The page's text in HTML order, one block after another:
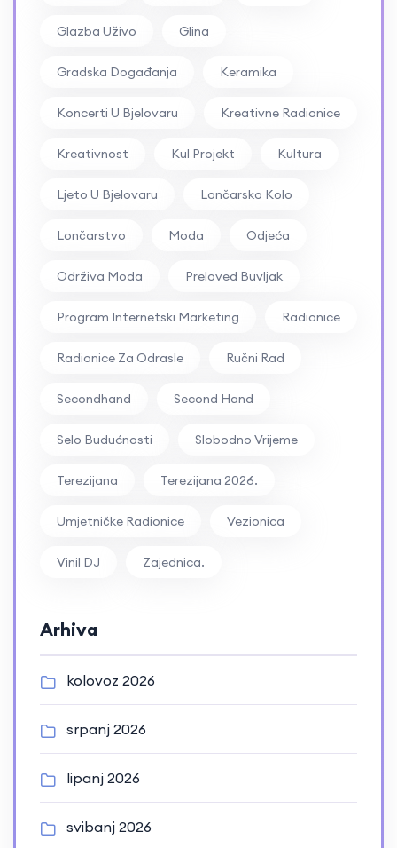
Glazba Uživo Glina
Gradska Događanja Keramika
Koncerti U Bjelovaru Kreativne Radionice
Kreativnost Kul Projekt Kultura
Ljeto U Bjelovaru Lončarsko Kolo
Lončarstvo Moda Odjeća
Održiva Moda Preloved Buvljak
Program Internetski Marketing Radionice
Radionice Za Odrasle Ručni Rad
Secondhand Second Hand
Selo Budućnosti Slobodno Vrijeme
Terezijana Terezijana 2026.
Umjetničke Radionice Vezionica
Vinil DJ Zajednica.
Arhiva
kolovoz 2026
srpanj 2026
lipanj 2026
svibanj 2026